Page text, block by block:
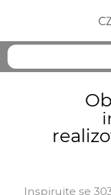
Inspirujte se